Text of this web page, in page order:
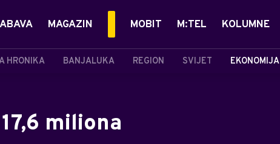
HRONIKA BANJALUKA REGION SVIJET EKONOMIJA
MAGAZIN MOBIT M:TEL KOLUMNE
miliona